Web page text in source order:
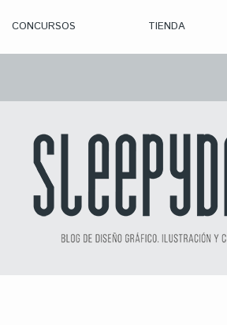
CONCURSOS
> CON. CERRADA
TIENDA